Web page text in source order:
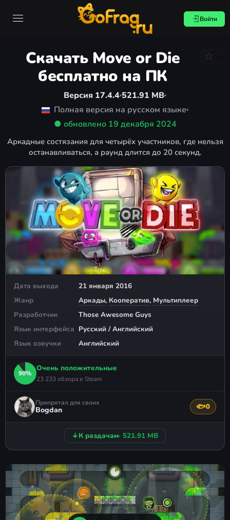
Войти
Скачать Move or Die
бесплатно на ПК
Версия 17.4.4 521.91 MB
Полная версия на русском языке
● обновлено 19 декабря 2024
Аркадные состязания для четырёх участников, где нельзя
останавливаться, а раунд длится до 20 секунд.
Дата выхода
21 января 2016
Жанр
Аркады, Кооператив, Мультиплеер
Разработчик
Those Awesome Guys
Язык интерфейса Русский / Английский
Язык озвучки
Английский
90%
Очень положительные
23 233 обзора в Steam
Припрятал для своих
Bogdan 🐟0
↓К раздачам· 521.91 MB